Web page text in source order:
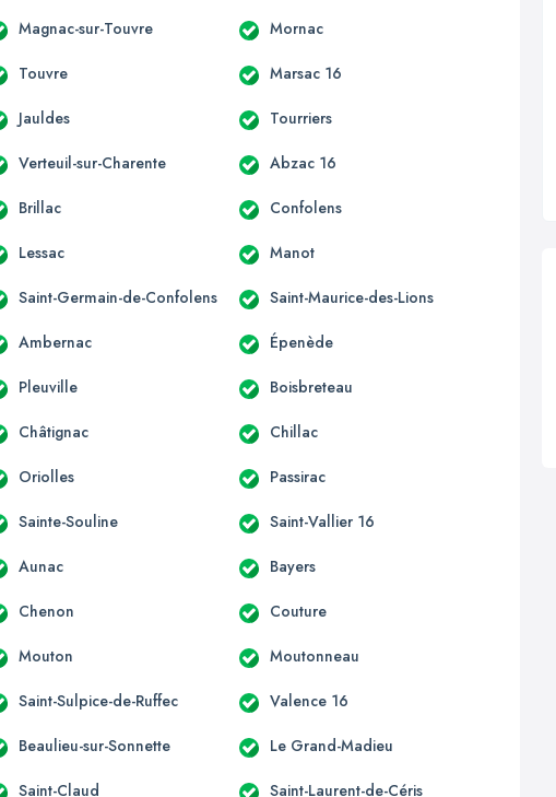
Magnac-sur-Touvre Mornac
Touvre Marsac 16
Jauldes Tourriers
Verteuil-sur-Charente Abzac 16
Brillac Confolens
Lessac Manot
Saint-Germain-de-Confolens Saint-Maurice-des-Lions
Ambernac Épenède
Pleuville Boisbreteau
Châtignac Chillac
Oriolles Passirac
Sainte-Souline Saint-Vallier 16
Aunac Bayers
Chenon Couture
Mouton Moutonneau
Saint-Sulpice-de-Ruffec Valence 16
Beaulieu-sur-Sonnette Le Grand-Madieu
Saint-Claud Saint-Laurent-de-Céris